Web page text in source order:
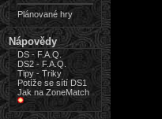
Plánované hry
Nápovědy
DS - F.A.Q.
DS2 - F.A.Q.
Tipy - Triky
Potíže se sítí DS1
Jak na ZoneMatch